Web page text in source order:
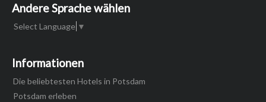
Andere Sprache wählen
Select Language ▼
Informationen
Die beliebtesten Hotels in Potsdam
Potsdam erleben